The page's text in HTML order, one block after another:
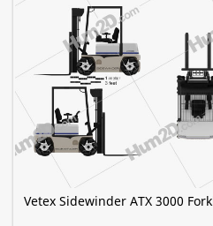
Vetex Sidewinder ATX 3000